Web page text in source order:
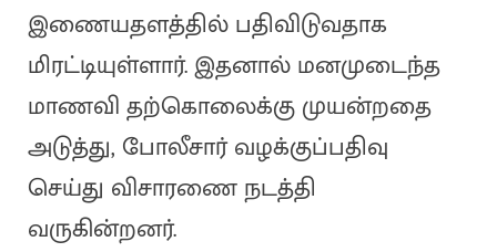
இணையதளத்தில் பதிவிடுவதாக
மிரட்டியுள்ளார். இதனால் மனமுடைந்த
மாணவி தற்கொலைக்கு முயன்றதை
அடுத்து, போலீசார் வழக்குப்பதிவு
செய்து விசாரணை நடத்தி
வருகின்றனர்.